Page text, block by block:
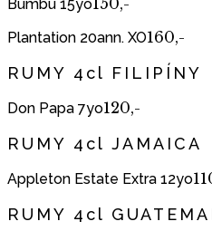
Bumbu 15yo150,-
Plantation 20ann. XO160,-
RUMY 4cl FILIPÍNY
Don Papa 7yo120,-
RUMY 4cl JAMAICA
Appleton Estate Extra 12yo
RUMY 4cl